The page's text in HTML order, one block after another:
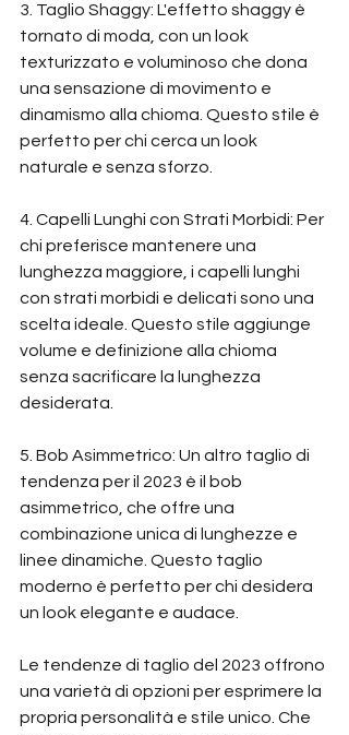
3. Taglio Shaggy: L'effetto shaggy è
tornato di moda, con un look
texturizzato e voluminoso che dona
una sensazione di movimento e
dinamismo alla chioma. Questo stile è
perfetto per chi cerca un look
naturale e senza sforzo.
4. Capelli Lunghi con Strati Morbidi: Per
chi preferisce mantenere una
lunghezza maggiore, i capelli lunghi
con strati morbidi e delicati sono una
scelta ideale. Questo stile aggiunge
volume e definizione alla chioma
senza sacrificare la lunghezza
desiderata.
5. Bob Asimmetrico: Un altro taglio di
tendenza per il 2023 è il bob
asimmetrico, che offre una
combinazione unica di lunghezze e
linee dinamiche. Questo taglio
moderno è perfetto per chi desidera
un look elegante e audace.
Le tendenze di taglio del 2023 offrono
una varietà di opzioni per esprimere la
propria personalità e stile unico. Che